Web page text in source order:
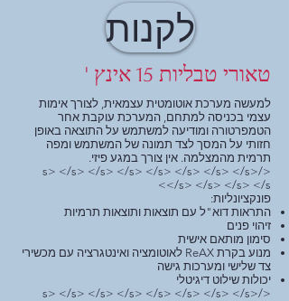
לקנות
טאורי טבליות 15 אינץ '
למעשה מערכת אוטומטית עצמאית, לצורך אימות
עצמי בכניסה למתחם, המערכת עוקבת אחר
הטמפרטורה ומודיעה למשתמש על התוצאה באופן
חזותי על המסך לצד תמונה של המשתמש ומפה
תרמית מהמצלמה. אין צורך במגע פיזי.
</s> </s> </s> </s> </s> </s> </s> </s>
</s> </s> </s> </s>
פונקציונליות:
התראות דוא"ל עם תוצאות ותוצאות תרמיות
זיהוי פנים
סימון מותאם אישית
מנוע בקרת ReAX לאוטומציה ואינטגרציה עם מכשירי
צד שלישי ומערכות גישה
יכולות שילוט דיגיטלי
</s> </s> </s> </s> </s> </s> </s> </s>